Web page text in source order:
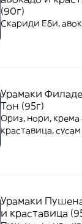
(90г)
Скариди Еби,
Урамаки
Тон (95г)
Ориз, нори, крема
краставица,
Урамаки
и краставица